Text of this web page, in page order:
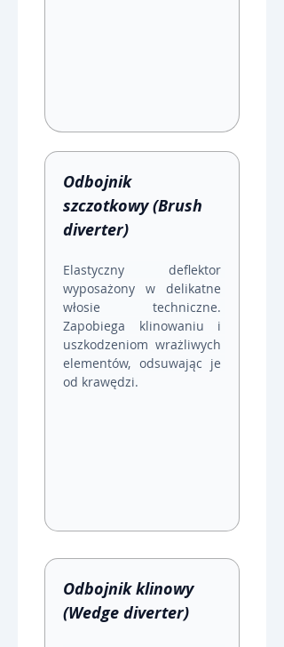
Odbojnik
szczotkowy (Brush
diverter)
Elastyczny deflektor
wyposażony w delikatne
włosie techniczne.
Zapobiega klinowaniu i
uszkodzeniom wrażliwych
elementów, odsuwając je
od krawędzi.
Odbojnik klinowy
(Wedge diverter)